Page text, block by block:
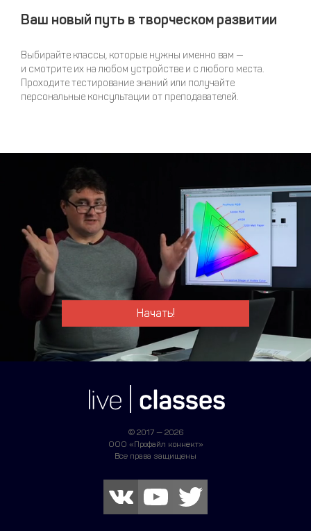
Ваш новый путь в творческом развитии
Выбирайте классы, которые нужны именно вам —
и смотрите их на любом устройстве и с любого места.
Проходите тестирование знаний или получайте
персональные консультации от преподавателей.
Начать!
© 2017 — 2026
ООО «Профайл коннект»
Все права защищены